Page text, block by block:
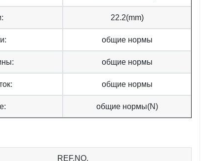
22.2(mm)
общие нормы
общие нормы
общие нормы
общие нормы(N)
REF.NO.